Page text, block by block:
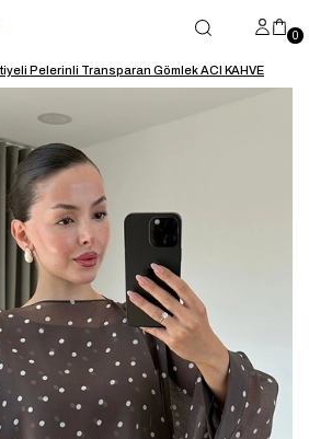
0
Pelerinli Transparan Gömlek ACI KAHVE